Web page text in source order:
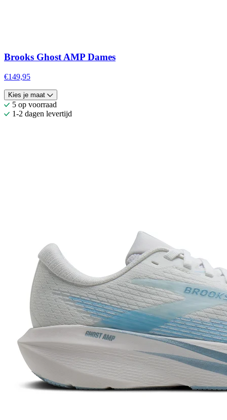
Brooks Ghost AMP Dames
€149,95
Kies je maat
5 op voorraad
1-2 dagen levertijd